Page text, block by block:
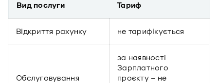
Вид послуги Тариф
Відкриття рахунку не тарифікується
Обслуговування
за наявності
Зарплатного
проєкту – не